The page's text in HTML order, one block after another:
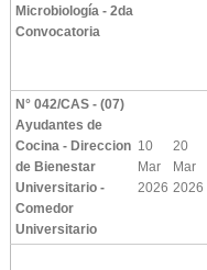
Microbiología - 2da
Convocatoria
N° 042/CAS - (07)
Ayudantes de
Cocina - Direccion
de Bienestar
Universitario -
Comedor
Universitario
10
Mar
2026
20
Mar
2026